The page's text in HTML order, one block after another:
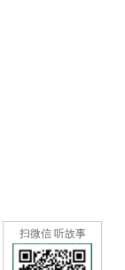
扫微信 听故事